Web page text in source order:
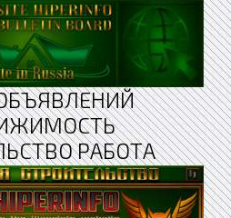
РАБОТА